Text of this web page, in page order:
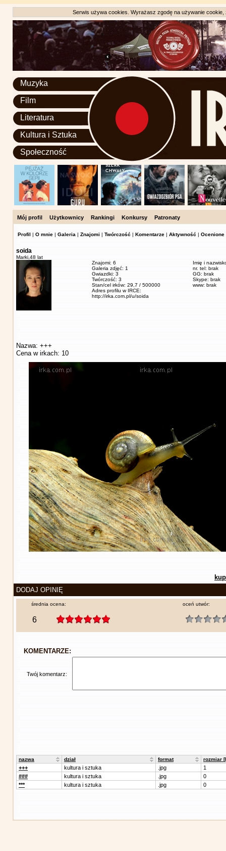
Serwis używa cookies. Wyrażasz zgodę na używanie
Muzyka
Film
Literatura
Kultura i Sztuka
Społeczność
Mój profil Użytkownicy Rankingi Konkursy Patronaty
Profil | O mnie | Galeria | Znajomi | Twórczość | Komentarze | Aktywność | Ocenione
soida
Marki, 48 lat
Znajomi: 6
Galeria zdjęć: 1
Gwiazdki: 3
Twórczość: 3
Stan/cel irków: 29,7 / 500000
Adres profilu w IRCE:
http://irka.com.pl/u/soida
Imię i
nr. tel: brak
GG: brak
Skype: brak
www: brak
Nazwa: +++
Cena w irkach: 10
DODAJ OPINIĘ
średnia ocena:
6
oceń utwór:
KOMENTARZE:
Twój komentarz:
nazwa dział format rozmiar
+++ kultura i sztuka .jpg
1
###
kultura i sztuka .jpg
0
***
kultura i sztuka .jpg 0